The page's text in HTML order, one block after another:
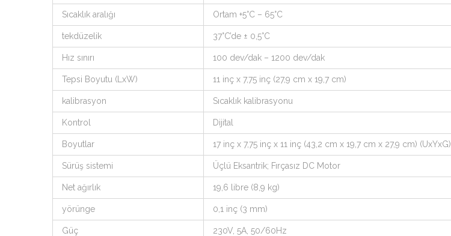
Sıcaklık aralığı Ortam +5°C – 65°C
tekdüzelik 37°C’de ± 0,5°C
Hız sınırı 100 dev/dak – 1200 dev/dak
Tepsi Boyutu (LxW) 11 inç x 7,75 inç (27,9 cm x 19,7 cm)
kalibrasyon Sıcaklık kalibrasyonu
Kontrol Dijital
Boyutlar 17 inç x 7,75 inç x 11 inç (43,2 cm x 19,7 cm x 27,9 cm) (UxYxG)
Sürüş sistemi Üçlü Eksantrik; Fırçasız DC Motor
Net ağırlık 19,6 libre (8,9 kg)
yörünge 0,1 inç (3 mm)
Güç 230V, 5A, 50/60Hz